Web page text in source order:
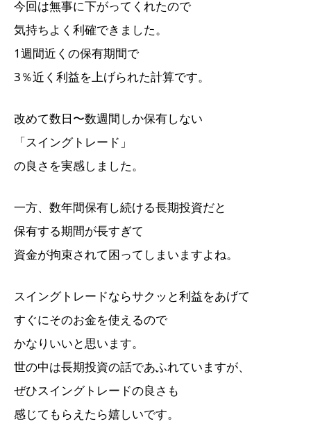
今回は無事に下がってくれたので
気持ちよく利確できました。
1週間近くの保有期間で
3％近く利益を上げられた計算です。
改めて数日〜数週間しか保有しない
「スイングトレード」
の良さを実感しました。
一方、数年間保有し続ける長期投資だと
保有する期間が長すぎて
資金が拘束されて困ってしまいますよね。
スイングトレードならサクッと利益をあげて
すぐにそのお金を使えるので
かなりいいと思います。
世の中は長期投資の話であふれていますが、
ぜひスイングトレードの良さも
感じてもらえたら嬉しいです。